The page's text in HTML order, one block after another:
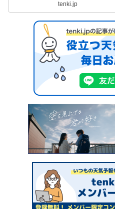
tenki.jp